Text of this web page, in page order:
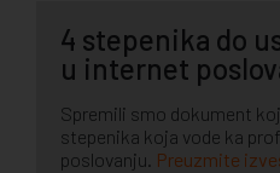
4 stepenika do
u internet
Spremili smo dokument
stepenika koja vode ka
poslovanju. Preuzmite